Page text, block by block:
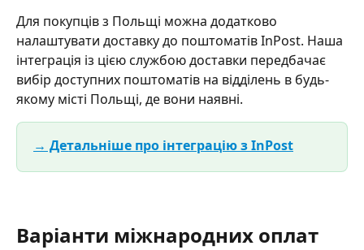
Для покупців з Польщі можна додатково
налаштувати доставку до поштоматів InPost. Наша
інтеграція із цією службою доставки передбачає
вибір доступних поштоматів на відділень в будь-
якому місті Польщі, де вони наявні.
→ Детальніше про інтеграцію з InPost
Варіанти міжнародних оплат